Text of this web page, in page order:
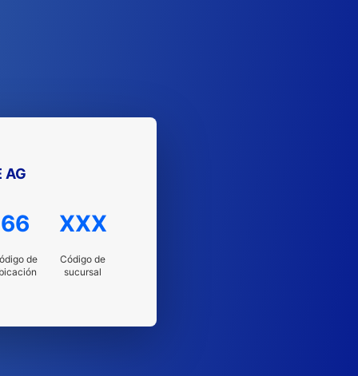
AG
66
de
XXX
Código de
sucursal